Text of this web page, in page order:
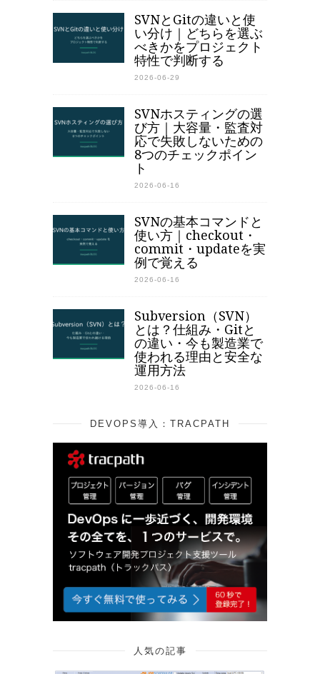
SVNとGitの違いと使
い分け｜どちらを選ぶ
べきかをプロジェクト
特性で判断する
2026-06-29
SVNホスティングの選
び方｜大容量・監査対
応で失敗しないための
8つのチェックポイン
ト
2026-06-16
SVNの基本コマンドと
使い方｜checkout・
commit・updateを実
例で覚える
2026-06-16
Subversion（SVN）
とは？仕組み・Gitと
の違い・今も製造業で
使われる理由と安全な
運用方法
2026-06-16
DEVOPS導入：TRACPATH
人気の記事